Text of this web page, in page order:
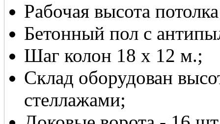
Рабочая высота
Бетонный пол с
Шаг колон 18 х 12 м.;
Склад оборудован
стеллажами;